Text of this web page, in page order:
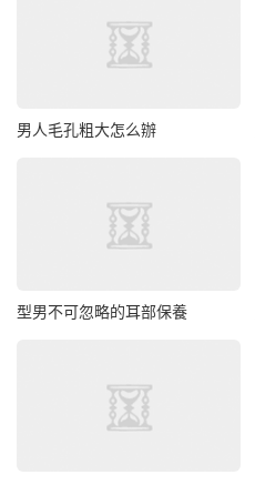
男人毛孔粗大怎么辦
型男不可忽略的耳部保養